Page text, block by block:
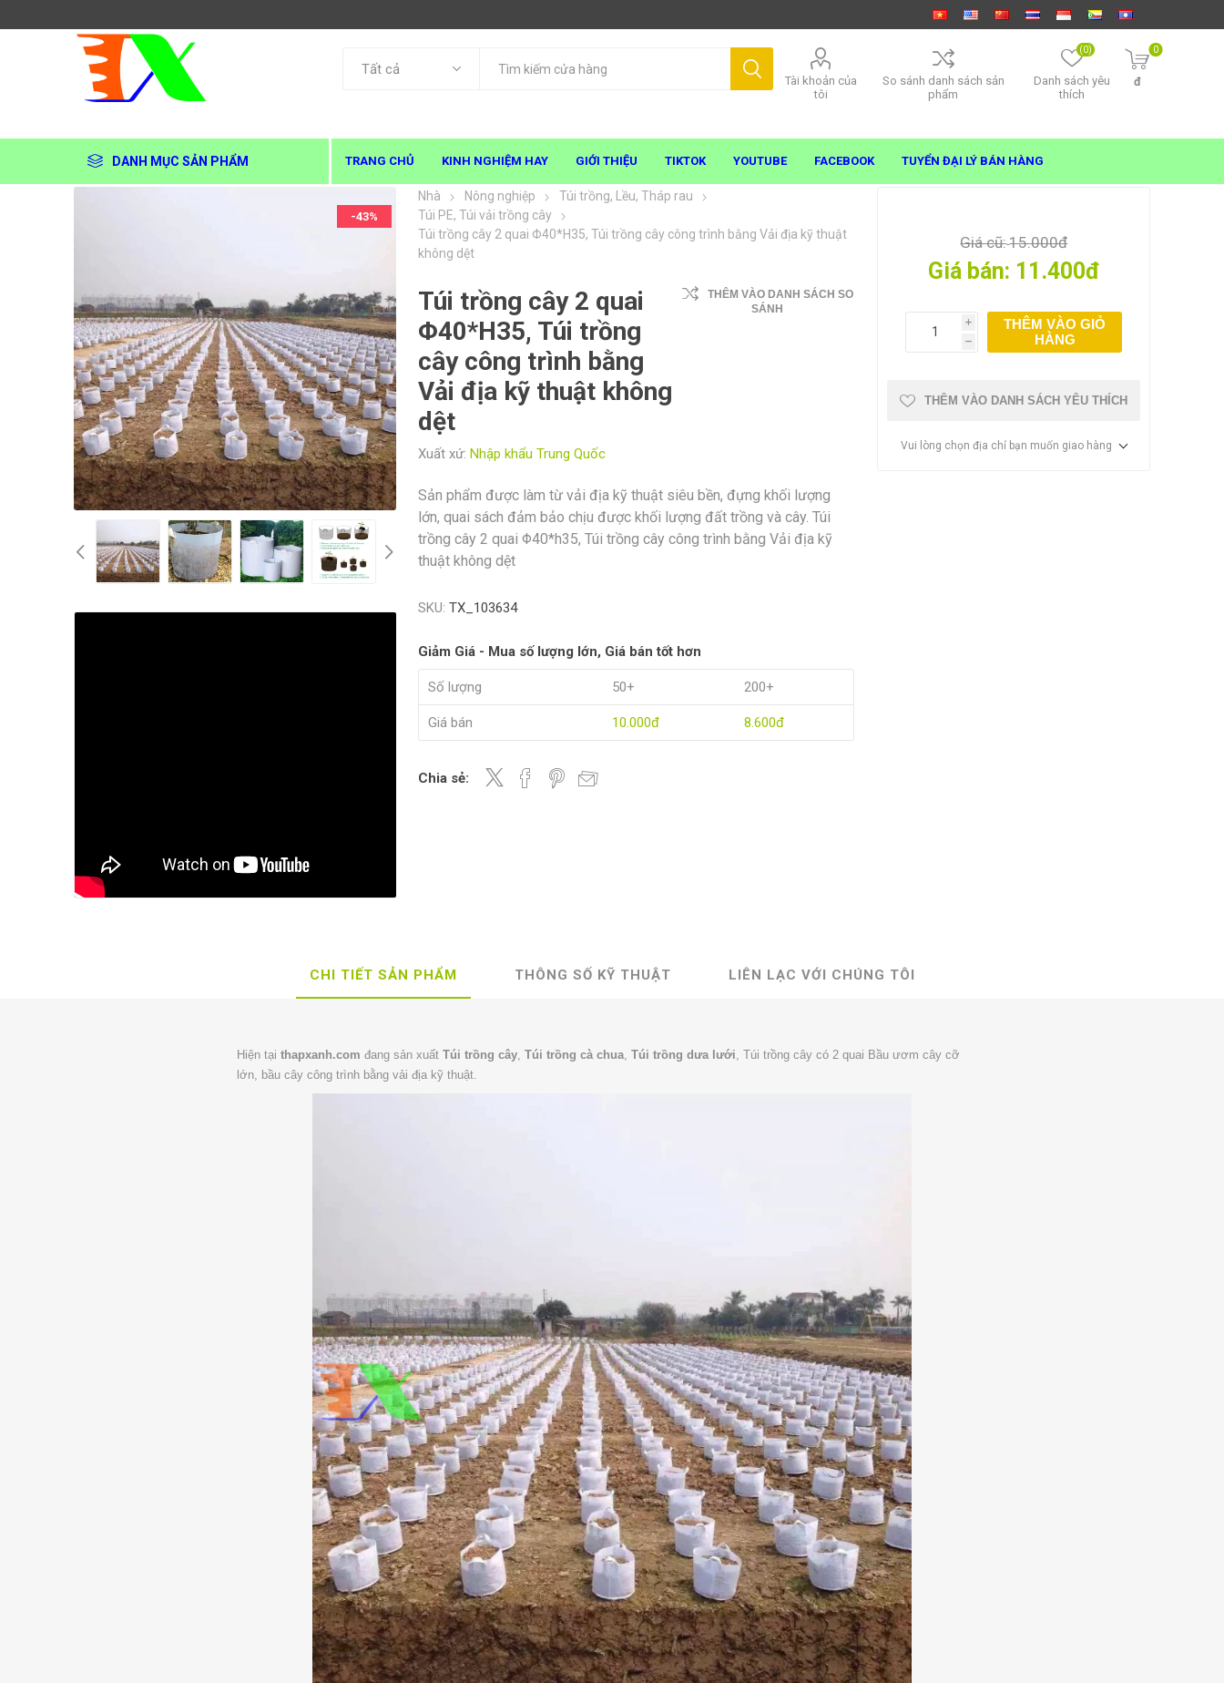
Tài khoản của
tôi
So sánh danh sách sản
phẩm
Danh sách yêu
thích
(0) 0
đ
DANH MỤC SẢN PHẨM TRANG CHỦ KINH NGHIỆM HAY GIỚI THIỆU TIKTOK YOUTUBE FACEBOOK TUYỂN ĐẠI LÝ BÁN HÀNG
-43%
Nhà Nông nghiệp
Túi trồng, Lều, Tháp rau
Túi PE, Túi vải trồng cây
Túi trồng cây 2 quai Φ40*H35, Túi trồng cây công trình bằng Vải địa kỹ thuật
không dệt
Túi trồng cây 2 quai
Φ40*H35, Túi trồng
cây công trình bằng
Vải địa kỹ thuật không
dệt
Xuất xứ: Nhập khẩu Trung Quốc
THÊM VÀO DANH SÁCH SO
SÁNH
Sản phẩm được làm từ vải địa kỹ thuật siêu bền, đựng khối lượng
lớn, quai sách đảm bảo chịu được khối lượng đất trồng và cây. Túi
trồng cây 2 quai Φ40*h35, Túi trồng cây công trình bằng Vải địa kỹ
thuật không dệt
SKU: TX_103634
Giảm Giá - Mua số lượng lớn, Giá bán tốt hơn
Số lượng 50+ 200+
Giá bán 10.000đ 8.600đ
Chia sẻ:
Giá cũ:15.000đ
Giá bán: 11.400đ
i
h
THÊM VÀO GIỎ
HÀNG
THÊM VÀO DANH SÁCH YÊU THÍCH
Vui lòng chọn địa chỉ bạn muốn giao hàng
CHI TIẾT SẢN PHẨM THÔNG SỐ KỸ THUẬT LIÊN LẠC VỚI CHÚNG TÔI
Hiện tạithapxanh.com đang sản xuấtTúi trồng cây ,Túi trồng cà chua ,Túi trồng dưa lưới , Túi trồng cây có 2 quai Bầu ươm cây cỡ
lớn, bầu cây công trình bằng vải địa kỹ thuật.